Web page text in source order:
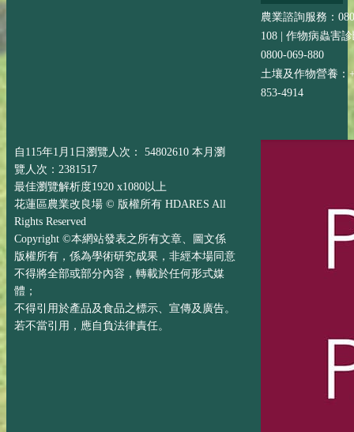
農業諮詢服務：
108 | 作物病蟲害
0800-069-880
土壤及作物營養：
853-4914
自115年1月1日瀏覽人次： 54802610 本月瀏
覽人次：2381517
最佳瀏覽解析度1920 x1080以上
花蓮區農業改良場 © 版權所有 HDARES All
Rights Reserved
Copyright ©本網站發表之所有文章、圖文係
版權所有，係為學術研究成果，非經本場同意
不得將全部或部分內容，轉載於任何形式媒
體；
不得引用於產品及食品之標示、宣傳及廣告。
若不當引用，應自負法律責任。